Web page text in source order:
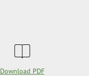
Download PDF